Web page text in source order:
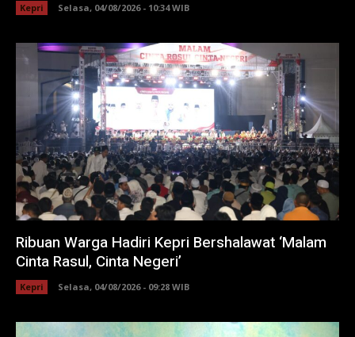
Kepri Selasa, 04/08/2026 - 10:34 WIB
Ribuan Warga Hadiri Kepri Bershalawat ‘Malam
Cinta Rasul, Cinta Negeri’
Kepri Selasa, 04/08/2026 - 09:28 WIB